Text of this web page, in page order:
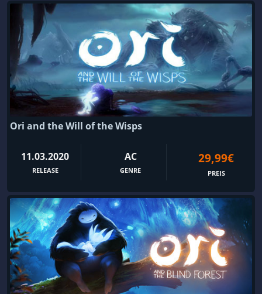
Ori and the Will of the Wisps
11.03.2020
RELEASE
AC
GENRE
29,99€
PREIS